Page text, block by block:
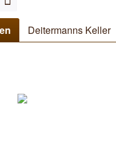
Deitermanns Keller